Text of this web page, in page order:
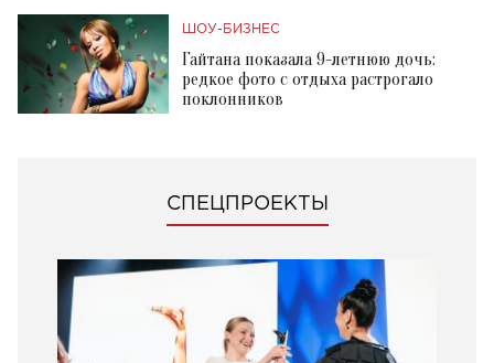
ШОУ-БИЗНЕС
Гайтана показала 9-летнюю дочь:
редкое фото с отдыха растрогало
поклонников
СПЕЦПРОЕКТЫ